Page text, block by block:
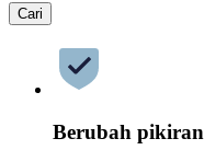
Cari
Berubah pikiran